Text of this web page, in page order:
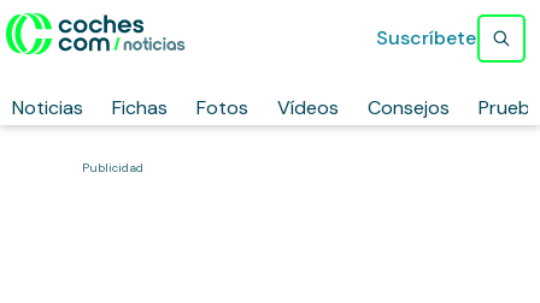
Noticias Fichas Fotos Vídeos Consejos
Suscríbete
Publicidad